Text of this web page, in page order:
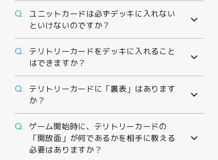
Q. ユニットカードは必ずデッキに入れない
といけないのですか？
Q. テリトリーカードをデッキに入れること
はできますか？
Q. テリトリーカードに「裏表」はあります
か？
Q. ゲーム開始時に、テリトリーカードの
「開放面」が何であるかを相手に教える
必要はありますか？